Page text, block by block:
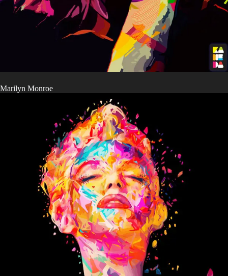
Marilyn Monroe